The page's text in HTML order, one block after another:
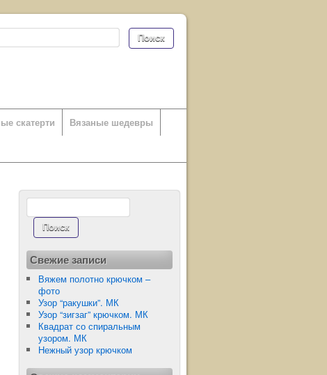
скатерти
Вязаные шедевры
Свежие записи
Вяжем полотно крючком –
фото
Узор “ракушки”. МК
Узор “зигзаг” крючком. МК
Квадрат со спиральным
узором. МК
Нежный узор крючком